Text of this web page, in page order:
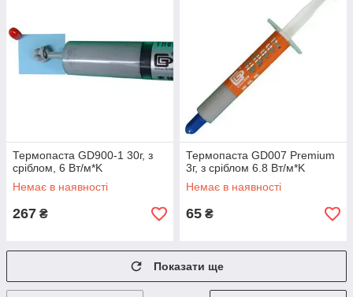
Термопаста GD900-1 30г, з
сріблом, 6 Вт/м*K
Немає в наявності
267 ₴
Термопаста GD007 Premium
3г, з сріблом 6.8 Вт/м*K
Немає в наявності
65 ₴
Показати ще